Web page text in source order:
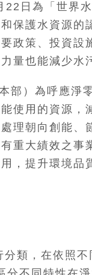
22日為「世界
保護水資源的
政策、投資設
量也能減少水
部）為呼應淨
使用的資源
理朝向創能、
重大績效之
，提升環境品
類，在依照